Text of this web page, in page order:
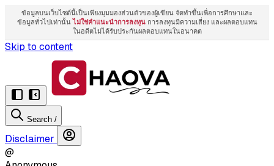
ข้อมูลบนเว็บไซต์นี้เป็นเพียงมุมมองส่วนตัวของผู้เขียน จัดทำขึ้นเพื่อการศึกษาและ
ข้อมูลทั่วไปเท่านั้นไม่ใช่คำแนะนำการลงทุนการลงทุนมีความเสี่ยง และผลตอบแทน
ในอดีตไม่ได้รับประกันผลตอบแทนในอนาคต
Skip to content
Search /
Disclaimer
@